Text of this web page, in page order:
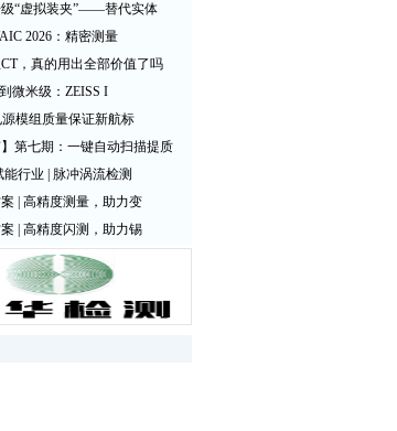
“虚拟装夹”——替代实体
2026：精密测量
，真的用出全部价值了吗
微米级：ZEISS I
模组质量保证新航标
】第七期：一键自动扫描提质
行业 | 脉冲涡流检测
| 高精度测量，助力变
| 高精度闪测，助力锡